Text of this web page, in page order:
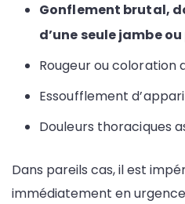
Gonflement brutal,
d’une seule jambe
Rougeur ou coloration
Essoufflement
Douleurs thoraciques
Dans pareils cas, il est
immédiatement en